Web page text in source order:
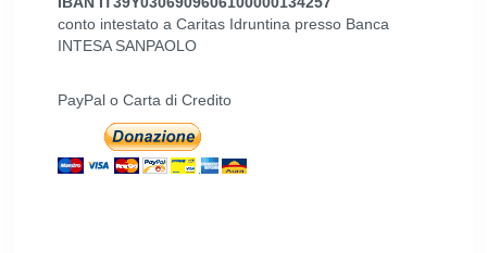
conto intestato a Caritas Idruntina presso Banca
INTESA SANPAOLO
PayPal o Carta di Credito